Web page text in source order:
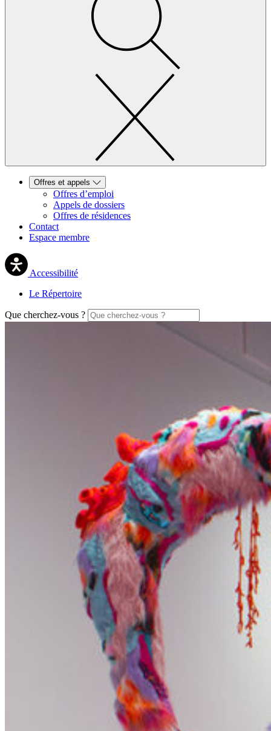
Offres et appels
Offres d’emploi
Appels de dossiers
Offres de résidences
Contact
Espace membre
Accessibilité
Le Répertoire
Que cherchez-vous ?